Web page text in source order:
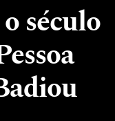
século